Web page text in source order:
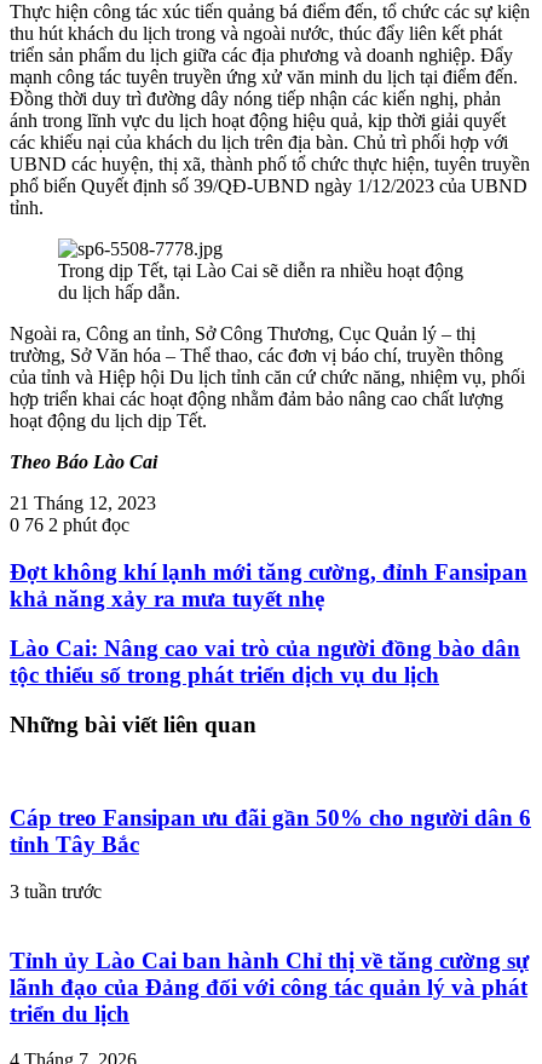
Thực hiện công tác xúc tiến quảng bá điểm đến, tổ chức các sự kiện
thu hút khách du lịch trong và ngoài nước, thúc đẩy liên kết phát
triển sản phẩm du lịch giữa các địa phương và doanh nghiệp. Đẩy
mạnh công tác tuyên truyền ứng xử văn minh du lịch tại điểm đến.
Đồng thời duy trì đường dây nóng tiếp nhận các kiến nghị, phản
ánh trong lĩnh vực du lịch hoạt động hiệu quả, kịp thời giải quyết
các khiếu nại của khách du lịch trên địa bàn. Chủ trì phối hợp với
UBND các huyện, thị xã, thành phố tổ chức thực hiện, tuyên truyền
phổ biến Quyết định số 39/QĐ-UBND ngày 1/12/2023 của UBND
tỉnh.
Trong dịp Tết, tại Lào Cai sẽ diễn ra nhiều hoạt động
du lịch hấp dẫn.
Ngoài ra, Công an tỉnh, Sở Công Thương, Cục Quản lý – thị
trường, Sở Văn hóa – Thể thao, các đơn vị báo chí, truyền thông
của tỉnh và Hiệp hội Du lịch tỉnh căn cứ chức năng, nhiệm vụ, phối
hợp triển khai các hoạt động nhằm đảm bảo nâng cao chất lượng
hoạt động du lịch dịp Tết.
Theo Báo Lào Cai
21 Tháng 12, 2023
0 76 2 phút đọc
Đợt không khí lạnh mới tăng cường, đỉnh Fansipan
khả năng xảy ra mưa tuyết nhẹ
Lào Cai: Nâng cao vai trò của người đồng bào dân
tộc thiểu số trong phát triển dịch vụ du lịch
Những bài viết liên quan
Cáp treo Fansipan ưu đãi gần 50% cho người dân 6
tỉnh Tây Bắc
3 tuần trước
Tỉnh ủy Lào Cai ban hành Chỉ thị về tăng cường sự
lãnh đạo của Đảng đối với công tác quản lý và phát
triển du lịch